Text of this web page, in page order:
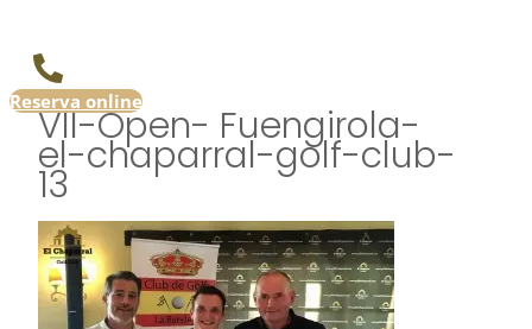
Reserva online
VII-Open- Fuengirola-
el-chaparral-golf-club-
13